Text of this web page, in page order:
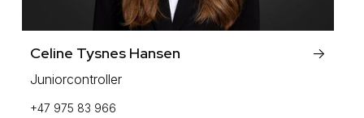
Celine Tysnes Hansen
Juniorcontroller
->
+47 975 83 966